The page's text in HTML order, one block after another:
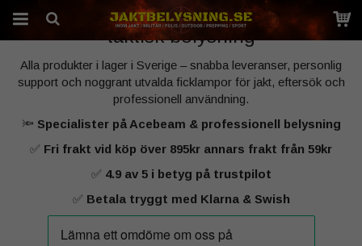
Sveriges specialist på kraftfull jakt‑ och
taktisk belysning
Alla produkter i lager i Sverige – snabba leveranser, personlig
support och noggrant utvalda ficklampor för jakt, eftersök och
professionell användning.
🔦 Specialister på Acebeam & professionell belysning
✅ Fri frakt vid köp över 895kr annars frakt från 59kr
✅ 4.9 av 5 i betyg på trustpilot
✅ Betala tryggt med Klarna & Swish
Produkten har blivit tillagd i varukorgen